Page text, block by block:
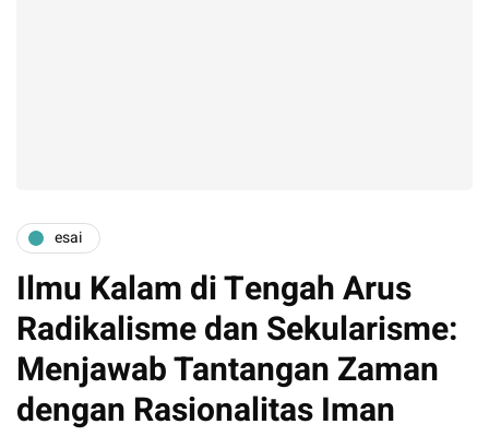
esai
Ilmu Kalam di Tengah Arus
Radikalisme dan Sekularisme:
Menjawab Tantangan Zaman
dengan Rasionalitas Iman